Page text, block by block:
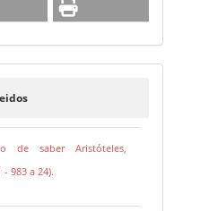
de saber Aristóteles,
- 983 a 24).